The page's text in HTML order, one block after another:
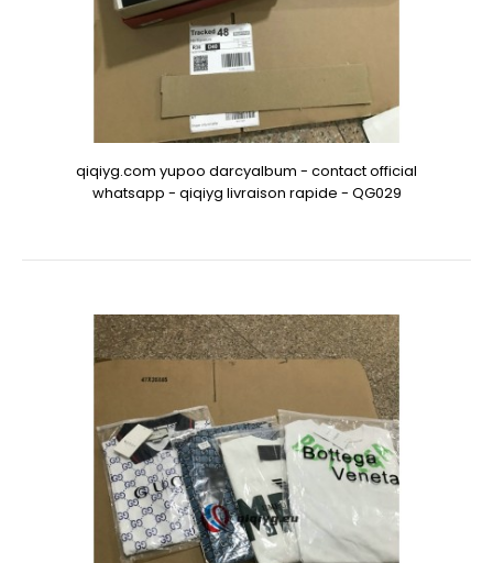
qiqiyg.com yupoo darcyalbum - contact official
whatsapp - qiqiyg livraison rapide - QG029